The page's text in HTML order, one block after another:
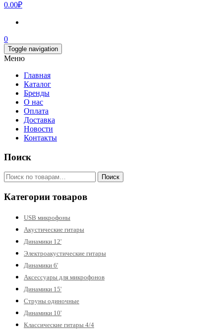
0.00₽
0
Toggle navigation
Меню
Главная
Каталог
Бренды
О нас
Оплата
Доставка
Новости
Контакты
Поиск
Искать: Поиск
Категории товаров
USB микрофоны
Акустические гитары
Динамики 12'
Электроакустические гитары
Динамики 6'
Аксессуары для микрофонов
Динамики 15'
Струны одиночные
Динамики 10'
Классические гитары 4/4